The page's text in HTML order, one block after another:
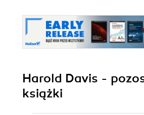
Harold Davis -
książki